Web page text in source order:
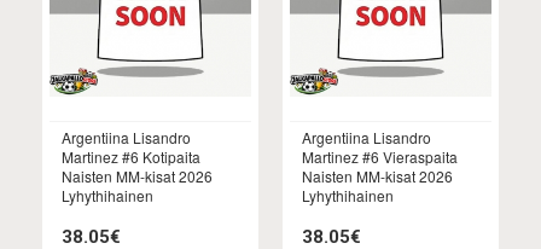
Argentiina Lisandro
Martinez #6 Kotipaita
Naisten MM-kisat 2026
Lyhythihainen
38.05€
Argentiina Lisandro
Martinez #6 Vieraspaita
Naisten MM-kisat 2026
Lyhythihainen
38.05€